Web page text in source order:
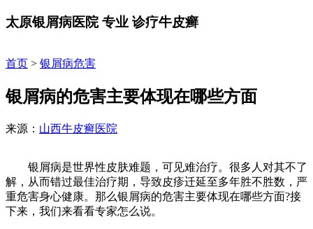
太原银屑病医院专业 诊疗牛皮癣
首页 > 银屑病危害
银屑病的危害主要体现在哪些方面
来源： 山西牛皮癣医院
银屑病是世界性皮肤难题，可见难治疗。很多人对其不了
解，从而错过最佳治疗期，导致皮疹迁延至多年胜不胜数，严
重危害身心健康。那么银屑病的危害主要体现在哪些方面?接
下来，我们来看看专家怎么说。